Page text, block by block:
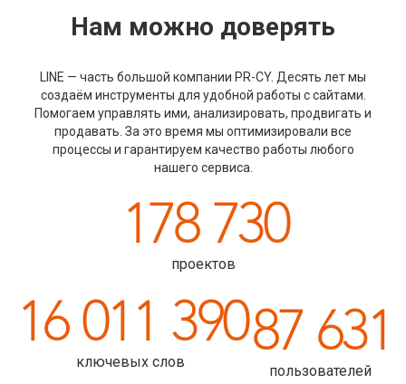
Нам можно доверять
LINE — часть большой компании PR-CY. Десять лет мы
создаём инструменты для удобной работы с сайтами.
Помогаем управлять ими, анализировать, продвигать и
продавать. За это время мы оптимизировали все
процессы и гарантируем качество работы любого
нашего сервиса.
178 730
проектов
16 011 390
ключевых слов 87 631
пользователей